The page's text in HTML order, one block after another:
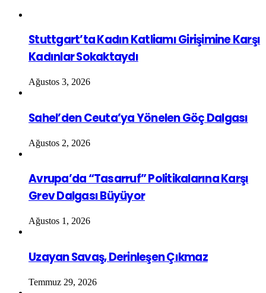
Stuttgart’ta Kadın Katliamı Girişimine Karşı
Kadınlar Sokaktaydı
Ağustos 3, 2026
Sahel’den Ceuta’ya Yönelen Göç Dalgası
Ağustos 2, 2026
Avrupa’da “Tasarruf” Politikalarına Karşı
Grev Dalgası Büyüyor
Ağustos 1, 2026
Uzayan Savaş, Derinleşen Çıkmaz
Temmuz 29, 2026